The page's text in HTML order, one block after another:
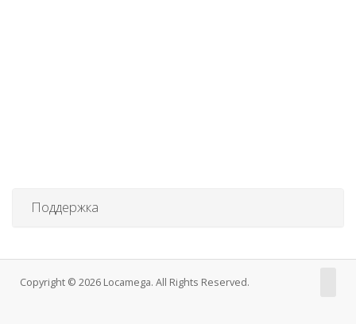
Поддержка
Copyright © 2026 Locamega. All Rights Reserved.